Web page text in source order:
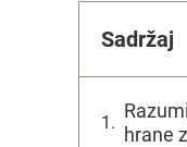
Sadržaj
hrane